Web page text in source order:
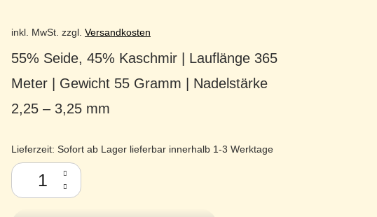
inkl. MwSt. zzgl. Versandkosten
55% Seide, 45% Kaschmir | Lauflänge 365
Meter | Gewicht 55 Gramm | Nadelstärke
2,25 – 3,25 mm
Lieferzeit: Sofort ab Lager lieferbar innerhalb 1-3 Werktage
Silky Cashmere Fingering Lotus Yarns Seide monglisches Kaschmir